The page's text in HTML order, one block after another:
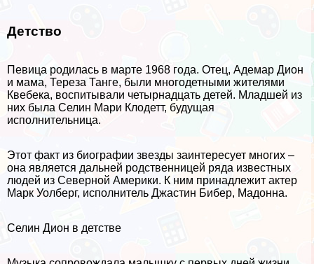
Детство
Певица родилась в марте 1968 года. Отец, Адемар Дион
и мама, Тереза Танге, были многодетными жителями
Квебека, воспитывали четырнадцать детей. Младшей из
них была Селин Мари Клодетт, будущая
исполнительница.
Этот факт из биографии звезды заинтересует многих –
она является дальней родственницей ряда известных
людей из Северной Америки. К ним принадлежит актер
Марк Уолберг, исполнитель Джастин Бибер, Мадонна.
Селин Дион в детстве